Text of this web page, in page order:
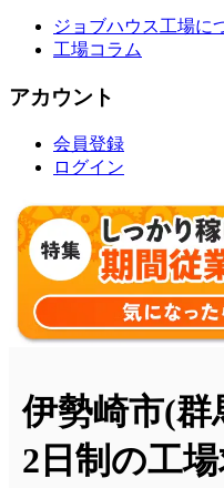
ジョブハウス工場に
工場コラム
アカウント
会員登録
ログイン
伊勢崎市(群
2日制の工